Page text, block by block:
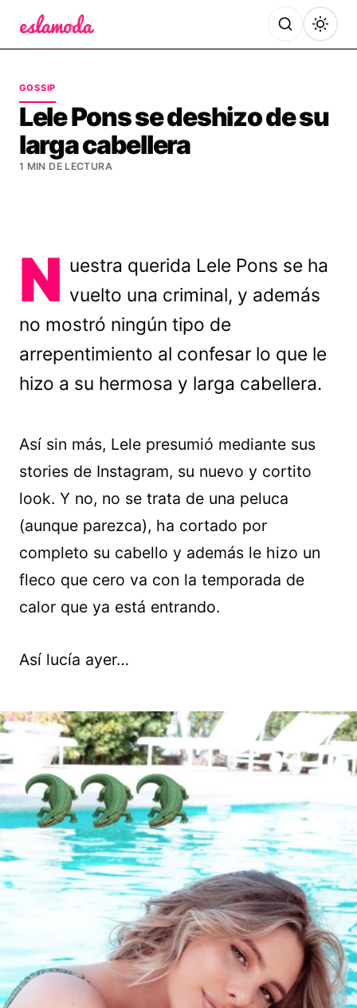
GOSSIP
Lele Pons se deshizo de su
larga cabellera
1 MIN DE LECTURA
N uestra querida Lele Pons se ha
vuelto una criminal, y además
no mostró ningún tipo de
arrepentimiento al confesar lo que le
hizo a su hermosa y larga cabellera.
Así sin más, Lele presumió mediante sus
stories de Instagram, su nuevo y cortito
look. Y no, no se trata de una peluca
(aunque parezca), ha cortado por
completo su cabello y además le hizo un
fleco que cero va con la temporada de
calor que ya está entrando.
Así lucía ayer…